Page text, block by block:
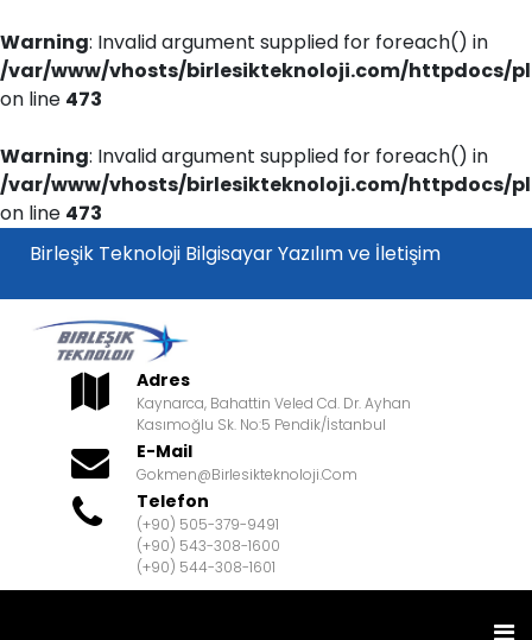
Warning: Invalid argument supplied for foreach() in
/var/www/vhosts/birlesikteknoloji.com/httpdocs/
on line 473
Warning: Invalid argument supplied for foreach() in
/var/www/vhosts/birlesikteknoloji.com/httpdocs/
on line 473
Birleşik Teknoloji Bilgisayar Yazılım ve İletişim
Adres
Kaynarca, Bahattin Veled Cd. Dr. Ayhan
Kasımoğlu Sk. No:5 Pendik/İstanbul
E-Mail
Gokmen@birlesikteknoloji.com
Telefon
(+90) 505-379-9491
(+90) 543-308-1600
(+90) 544-308-1601